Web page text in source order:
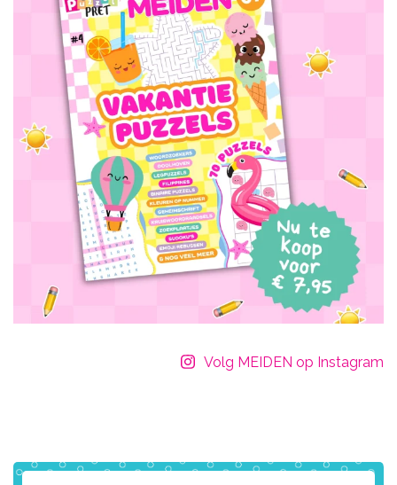
Volg MEIDEN op Instagram